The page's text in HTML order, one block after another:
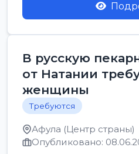
В русскую
от Натании
женщины
Требуются
Афула (Центр страны)
Опубликовано: